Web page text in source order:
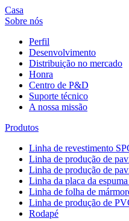
Casa
Sobre nós
Perfil
Desenvolvimento
Distribuição no mercado
Honra
Centro de P&D
Suporte técnico
A nossa missão
Produtos
Linha de revestimento
Linha de produção de
Linha de produção de
Linha da placa da
Linha de folha de
Linha de produção de
Rodapé